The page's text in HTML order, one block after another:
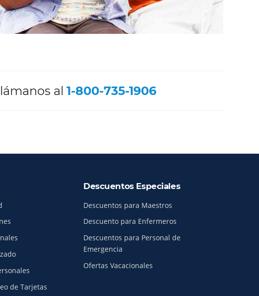
al 1-800-735-1906
de Tarjetas
Descuentos Especiales
Descuentos para Maestros
Descuento para Enfermeros
Descuentos para Personal de
Emergencia
Ofertas Vacacionales